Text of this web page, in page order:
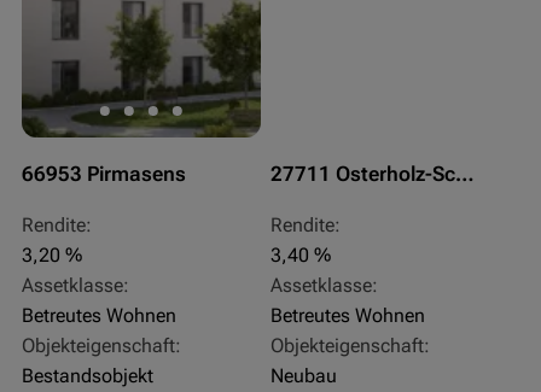
66953 Pirmasens
Rendite:
3,20 %
Assetklasse:
Betreutes Wohnen
Objekteigenschaft:
Bestandsobjekt
27711 Osterholz-Scharmbeck
Rendite:
3,40 %
Assetklasse:
Betreutes Wohnen
Objekteigenschaft:
Neubau